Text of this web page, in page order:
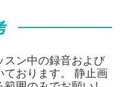
スン中の録音および
おります。 静止画